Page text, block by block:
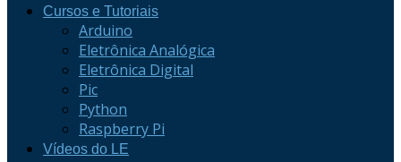
Cursos e Tutoriais
Arduino
Eletrônica Analógica
Eletrônica Digital
Pic
Python
Raspberry Pi
Vídeos do LE